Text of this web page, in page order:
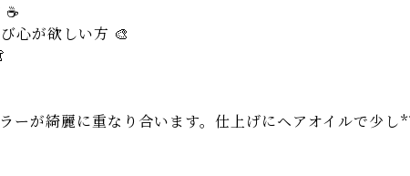
心が欲しい方 🎨
ーが綺麗に重なり合います。仕上げにヘアオイルで少